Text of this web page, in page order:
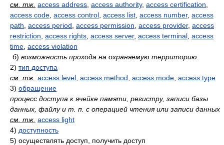
см. тж. access address access authority, access certification
access code access control access list access number, access
path access period access permission access provider, access
restriction access rights access server, access terminal access
time access violation
б) возможность прохода на охраняемую территорию.
2) тип доступа
см. тж. access level access method access mode access type
3) обращение
процесс доступа к ячейке памяти, регистру, записи базы
данных, файлу и т. п. с операцией чтения или записи данных
см. тж. access light
4) доступность
5) осуществлять доступ, получить доступ